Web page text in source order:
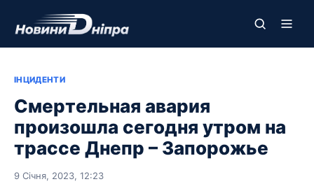
ІНЦИДЕНТИ
Смертельная авария
произошла сегодня утром на
трассе Днепр – Запорожье
9 Січня, 2023, 12:23